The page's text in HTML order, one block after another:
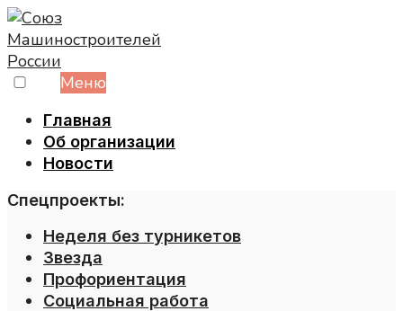
Skip
to
content
Меню
Главная
Об организации
Новости
Спецпроекты:
Неделя без турникетов
Звезда
Профориентация
Социальная работа